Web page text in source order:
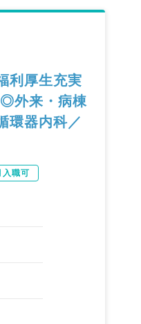
利厚生充実
外来・病棟
環器内科／
職可